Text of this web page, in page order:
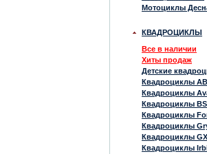
Мотоциклы
КВАДРОЦИКЛЫ
Все в наличии
Хиты продаж
Детские
Квадроциклы
Квадроциклы
Квадроциклы
Квадроциклы
Квадроциклы
Квадроциклы
Квадроциклы